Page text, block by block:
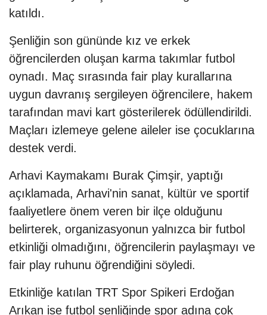
katıldı.
Şenliğin son gününde kız ve erkek
öğrencilerden oluşan karma takımlar futbol
oynadı. Maç sırasında fair play kurallarına
uygun davranış sergileyen öğrencilere, hakem
tarafından mavi kart gösterilerek ödüllendirildi.
Maçları izlemeye gelene aileler ise çocuklarına
destek verdi.
Arhavi Kaymakamı Burak Çimşir, yaptığı
açıklamada, Arhavi'nin sanat, kültür ve sportif
faaliyetlere önem veren bir ilçe olduğunu
belirterek, organizasyonun yalnızca bir futbol
etkinliği olmadığını, öğrencilerin paylaşmayı ve
fair play ruhunu öğrendiğini söyledi.
Etkinliğe katılan TRT Spor Spikeri Erdoğan
Arıkan ise futbol şenliğinde spor adına çok